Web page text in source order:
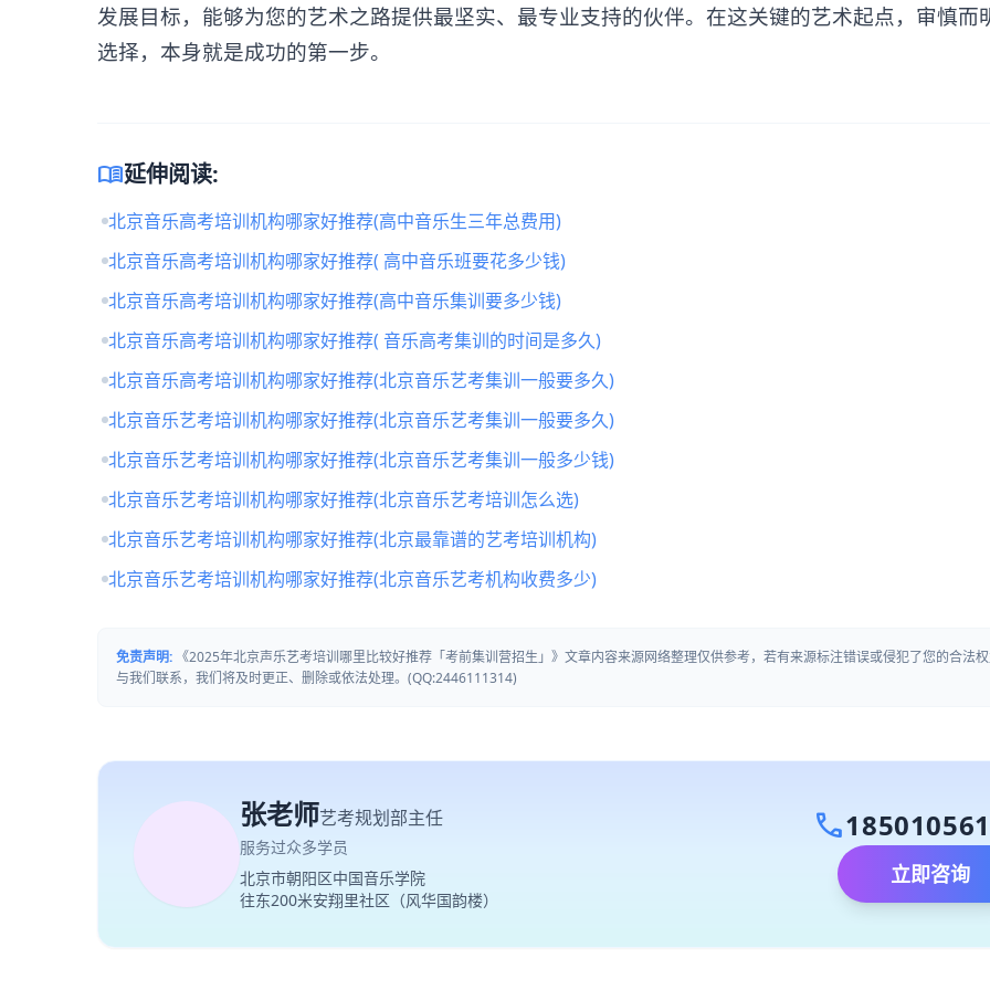
发展目标，能够为您的艺术之路提供最坚实、最专业支持的伙伴。在这关键的艺术起点，审慎而
选择，本身就是成功的第一步。
menu_book延伸阅读:
北京音乐高考培训机构哪家好推荐(高中音乐生三年总费用)
北京音乐高考培训机构哪家好推荐( 高中音乐班要花多少钱)
北京音乐高考培训机构哪家好推荐(高中音乐集训要多少钱)
北京音乐高考培训机构哪家好推荐( 音乐高考集训的时间是多久)
北京音乐高考培训机构哪家好推荐(北京音乐艺考集训一般要多久)
北京音乐艺考培训机构哪家好推荐(北京音乐艺考集训一般要多久)
北京音乐艺考培训机构哪家好推荐(北京音乐艺考集训一般多少钱)
北京音乐艺考培训机构哪家好推荐(北京音乐艺考培训怎么选)
北京音乐艺考培训机构哪家好推荐(北京最靠谱的艺考培训机构)
北京音乐艺考培训机构哪家好推荐(北京音乐艺考机构收费多少)
免责声明: 《2025年北京声乐艺考培训哪里比较好推荐「考前集训营招生」》文章内容来源网络整理仅供参考，若有来源标注错误或侵犯了您的合法
与我们联系，我们将及时更正、删除或依法处理。(QQ:2446111314)
张老师艺考规划部主任
服务过众多学员
北京市朝阳区中国音乐学院
往东200米安翔里社区（风华国韵楼）
call
立即咨询